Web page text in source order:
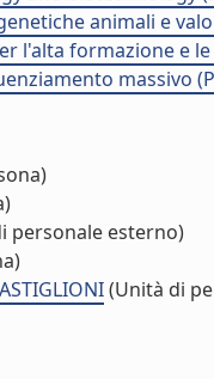
animali e
l'alta formazione e
massivo
personale esterno)
(Unità di